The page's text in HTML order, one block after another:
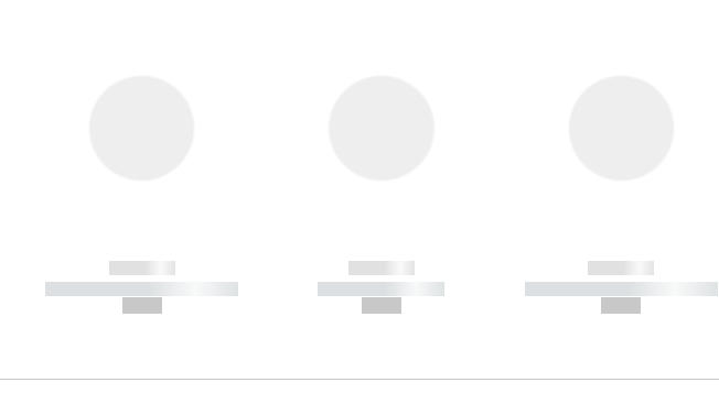
------------
----------- ----------- -----------
------------
----------- -----------
------------
----------- ----------- -----------